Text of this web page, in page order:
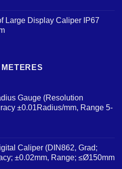
Large Display Caliper IP67
Gauge (Resolution
±0.01Radius/mm, Range 5-
Caliper (DIN862, Grad;
±0.02mm, Range; ≤Ø150mm